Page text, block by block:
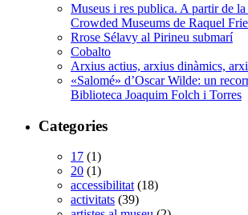
Museus i res publica. A partir de
Crowded Museums de Raquel
Rrose Sélavy al Pirineu submarí
Cobalto
Arxius actius, arxius dinàmics,
«Salomé» d’Oscar Wilde: un
Biblioteca Joaquim Folch i Torres
Categories
17 (1)
20 (1)
accessibilitat (18)
activitats (39)